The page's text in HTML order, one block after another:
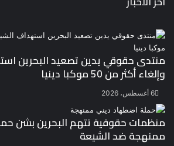
منتدى حقوقي يدين تصعيد البحرين
وإلغاء أكثر من 50 موكبا دينيا
6 أغسطس، 2026
منظمات حقوقية تتهم البحرين بشن
ممنهجة ضد الشيعة